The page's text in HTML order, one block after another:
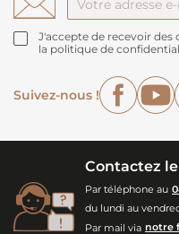
J'accepte de recevoir
la politique de
Suivez-nous !
Contactez
Par téléphone au
du lundi au
Par mail via notre